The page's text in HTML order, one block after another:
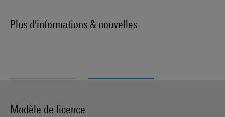
Plus d'informations & nouvelles
Modèle de licence